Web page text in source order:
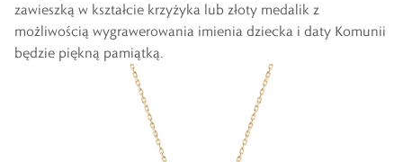
zawieszką w kształcie krzyżyka lub złoty medalik z
możliwością wygrawerowania imienia dziecka i daty Komunii
będzie piękną pamiątką.